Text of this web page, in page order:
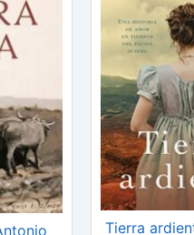
Tierra